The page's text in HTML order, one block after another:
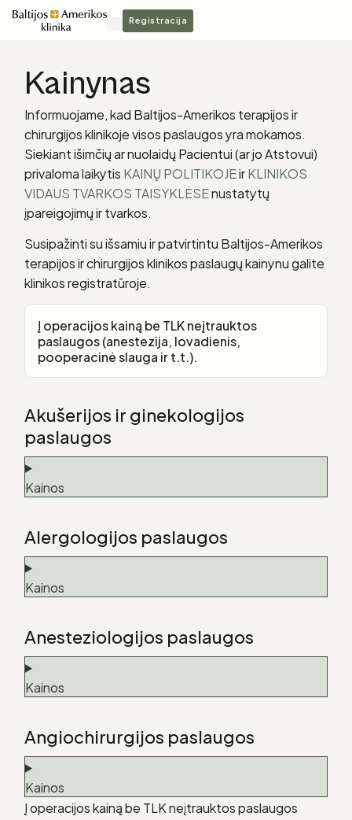
Registracija
Kainynas
Informuojame, kad Baltijos-Amerikos terapijos ir
chirurgijos klinikoje visos paslaugos yra mokamos.
Siekiant išimčių ar nuolaidų Pacientui (ar jo Atstovui)
privaloma laikytisKAINŲ POLITIKOJEirKLINIKOS
VIDAUS TVARKOS TAISYKLĖSEnustatytų
įpareigojimų ir tvarkos.
Susipažinti su išsamiu ir patvirtintu Baltijos-Amerikos
terapijos ir chirurgijos klinikos paslaugų kainynu galite
klinikos registratūroje.
Į operacijos kainą be TLK neįtrauktos
paslaugos (anestezija, lovadienis,
pooperacinė slauga ir t.t.).
Akušerijos ir ginekologijos
paslaugos
Kainos
Alergologijos paslaugos
Kainos
Anesteziologijos paslaugos
Kainos
Angiochirurgijos paslaugos
Kainos
Į operacijos kainą be TLK neįtrauktos paslaugos